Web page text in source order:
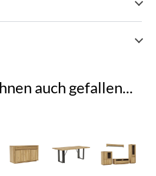
auch gefallen...